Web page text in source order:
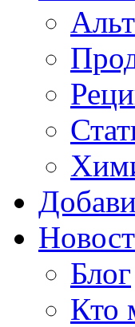
Блог
Кто